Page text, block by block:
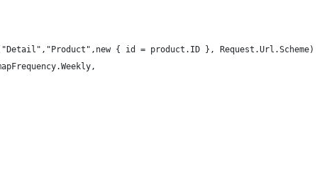
{ id = product.ID }, Request.Url.Scheme)